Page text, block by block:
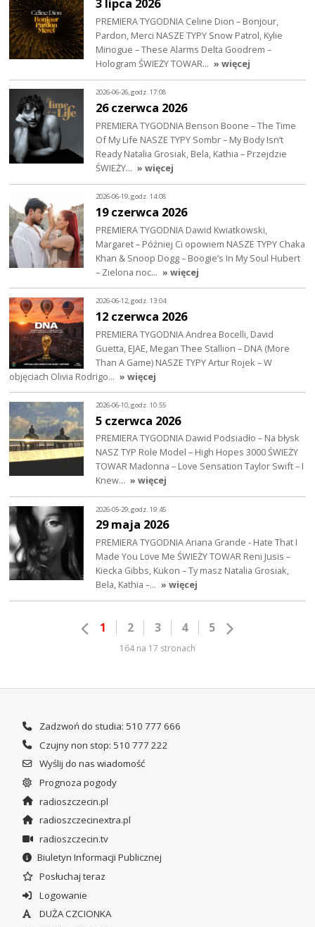
3 lipca 2026
PREMIERA TYGODNIA Celine Dion – Bonjour,
Pardon, Merci NASZE TYPY Snow Patrol, Kylie
Minogue – These Alarms Delta Goodrem –
Hologram ŚWIEŻY TOWAR… » więcej
2026-06-26, godz. 17:08
26 czerwca 2026
PREMIERA TYGODNIA Benson Boone – The Time
Of My Life NASZE TYPY Sombr – My Body Isn’t
Ready Natalia Grosiak, Bela, Kathia – Przejdzie
ŚWIEŻY… » więcej
2026-06-19, godz. 14:08
19 czerwca 2026
PREMIERA TYGODNIA Dawid Kwiatkowski,
Margaret – Później Ci opowiem NASZE TYPY Chaka
Khan & Snoop Dogg – Boogie’s In My Soul Hubert
– Zielona noc… » więcej
2026-06-12, godz. 13:04
12 czerwca 2026
PREMIERA TYGODNIA Andrea Bocelli, David
Guetta, EJAE, Megan Thee Stallion – DNA (More
Than A Game) NASZE TYPY Artur Rojek – W
objęciach Olivia Rodrigo… » więcej
2026-06-10, godz. 10:55
5 czerwca 2026
PREMIERA TYGODNIA Dawid Podsiadło – Na błysk
NASZ TYP Role Model – High Hopes 3000 ŚWIEŻY
TOWAR Madonna – Love Sensation Taylor Swift – I
Knew… » więcej
2026-05-29, godz. 19:45
29 maja 2026
PREMIERA TYGODNIA Ariana Grande - Hate That I
Made You Love Me ŚWIEŻY TOWAR Reni Jusis –
Kiecka Gibbs, Kukon – Ty masz Natalia Grosiak,
Bela, Kathia –… » więcej
1 2 3 4 5
164 na 17 stronach
Zadzwoń do studia: 510 777 666
Czujny non stop: 510 777 222
Wyślij do nas wiadomość
Prognoza pogody
radioszczecin.pl
radioszczecinextra.pl
radioszczecin.tv
Biuletyn Informacji Publicznej
Posłuchaj teraz
Logowanie
DUŻA CZCIONKA